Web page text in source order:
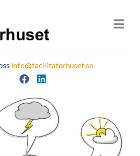
info@facilitatorhuset.se
Facebook
LinkedIn